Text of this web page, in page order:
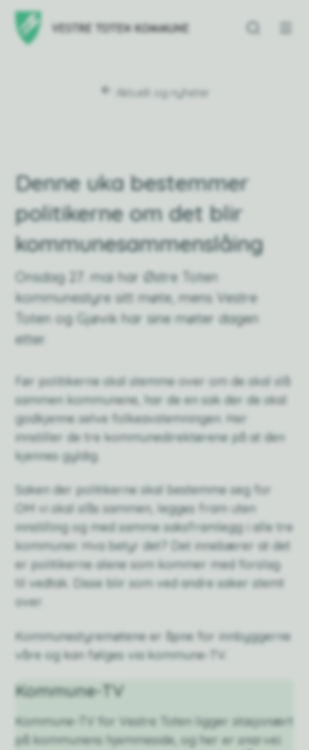
Vestre Toten
Aktuelt og nyheter
Denne uka bestemmer
politikerne om det blir
kommunesammenslåing
Onsdag 27. mai har Østre Toten
kommunestyre sitt møte, mens Vestre
Toten og Gjøvik har sine møter dagen
etter.
Før politikerne skal stemme over om de skal slå
sammen kommunene, har de en sak der de skal
godkjenne selve folkeavstemningen. Her
innstiller de tre kommunedirektørene på at den
kjennes gyldig.
Saken der politikerne skal bestemme seg for
OM vi skal slås sammen, legges fram uten
innstilling og med samme saksframlegg i alle tre
kommuner. Hva betyr det? Det innebærer at det
er politikerne alene som kommer med forslag
til vedtak. Disse blir som ved andre saker stemt
over.
Kommunestyremøtene er åpne for innbyggerne
våre og kan følges via kommune-TV.
Kommune-TV
Kommune-TV for Vestre Toten ligger stasjonært
på kommunens hjemmeside, og her er snarvei: